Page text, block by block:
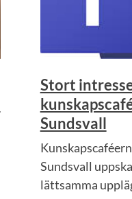
Stort
Sundsvall
Sundsvall
lättsamma